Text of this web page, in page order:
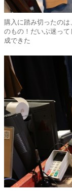
購入に踏み切ったの
のもの！だいぶ迷っ
成できた